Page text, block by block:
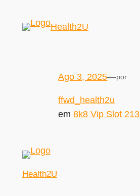
Health2U
Ago 3, 2025—por
ffwd_health2u
em8k8 Vip Slot 213
Health2U